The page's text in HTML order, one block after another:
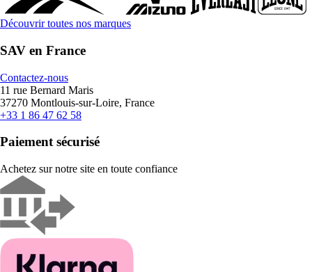
Découvrir toutes nos marques
SAV en France
Contactez-nous
11 rue Bernard Maris
37270 Montlouis-sur-Loire, France
+33 1 86 47 62 58
Paiement sécurisé
Achetez sur notre site en toute confiance